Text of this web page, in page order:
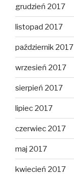
grudzień 2017
listopad 2017
październik 2017
wrzesień 2017
sierpień 2017
lipiec 2017
czerwiec 2017
maj 2017
kwiecień 2017